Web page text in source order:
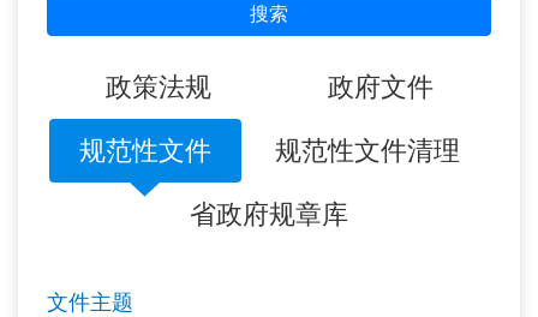
搜索
政策法规 政府文件
规范性文件 规范性文件清理
省政府规章库
文件主题